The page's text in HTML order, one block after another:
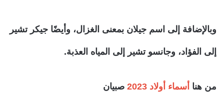
وبالإضافة إلى اسم جيلان بمعنى الغزال، وأيضًا جيكر تشير
إلى الفؤاد، وجانسو تشير إلى المياه العذبة.
من هنا أسماء أولاد 2023 صبيان